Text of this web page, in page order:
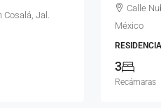
Cosalá, Jal.
Calle
México
3
Recámaras